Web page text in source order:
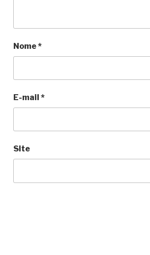
Nome*
E-mail *
Site